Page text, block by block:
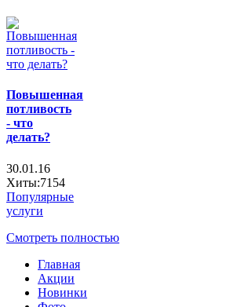
Повышенная
потливость
- что
делать?
30.01.16
Хиты:7154
Популярные
услуги
Смотреть полностью
Главная
Акции
Новинки